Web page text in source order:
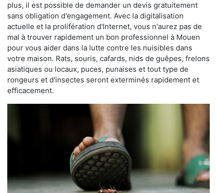
plus, il est possible de demander un devis gratuitement
sans obligation d'engagement. Avec la digitalisation
actuelle et la prolifération d'Internet, vous n'aurez pas de
mal à trouver rapidement un bon professionnel à Mouen
pour vous aider dans la lutte contre les nuisibles dans
votre maison. Rats, souris, cafards, nids de guêpes, frelons
asiatiques ou locaux, puces, punaises et tout type de
rongeurs et d'insectes seront exterminés rapidement et
efficacement.